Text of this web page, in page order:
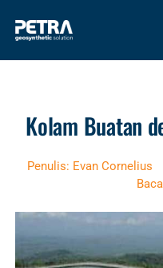
Kolam Buatan
Penulis: Evan Cornelius
Baca